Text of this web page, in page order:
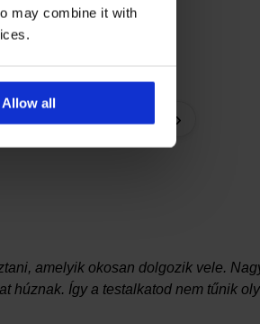
may combine it with
Allow all
›
amelyik okosan dolgozik vele.
húznak. Így a testalkatod nem tűnik